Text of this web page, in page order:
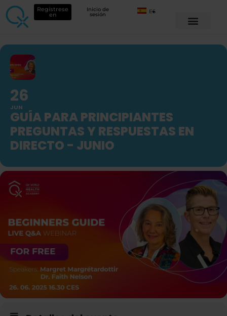
Regístrese
en
Inicio de
sesión ES
26
JUN
GUÍA PARA PRINCIPIANTES
PREGUNTAS Y RESPUESTAS EN
DIRECTO - JUNIO